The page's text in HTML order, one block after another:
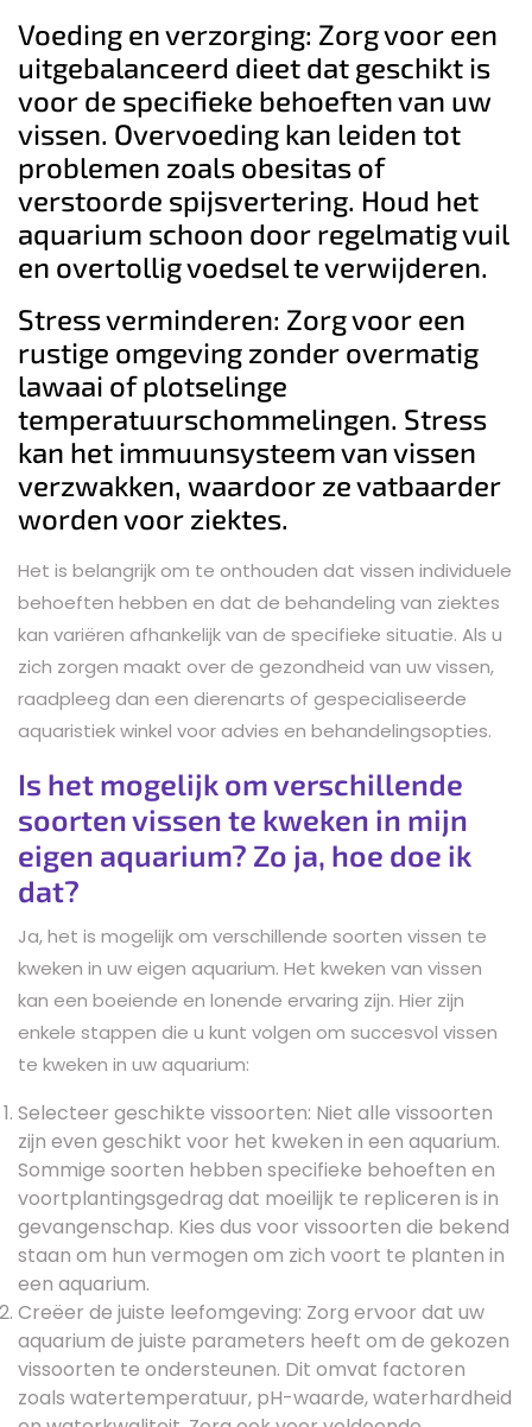
Voeding en verzorging: Zorg voor een
uitgebalanceerd dieet dat geschikt is
voor de specifieke behoeften van uw
vissen. Overvoeding kan leiden tot
problemen zoals obesitas of
verstoorde spijsvertering. Houd het
aquarium schoon door regelmatig vuil
en overtollig voedsel te verwijderen.
Stress verminderen: Zorg voor een
rustige omgeving zonder overmatig
lawaai of plotselinge
temperatuurschommelingen. Stress
kan het immuunsysteem van vissen
verzwakken, waardoor ze vatbaarder
worden voor ziektes.
Het is belangrijk om te onthouden dat vissen individuele
behoeften hebben en dat de behandeling van ziektes
kan variëren afhankelijk van de specifieke situatie. Als u
zich zorgen maakt over de gezondheid van uw vissen,
raadpleeg dan een dierenarts of gespecialiseerde
aquaristiek winkel voor advies en behandelingsopties.
Is het mogelijk om verschillende
soorten vissen te kweken in mijn
eigen aquarium? Zo ja, hoe doe ik
dat?
Ja, het is mogelijk om verschillende soorten vissen te
kweken in uw eigen aquarium. Het kweken van vissen
kan een boeiende en lonende ervaring zijn. Hier zijn
enkele stappen die u kunt volgen om succesvol vissen
te kweken in uw aquarium:
Selecteer geschikte vissoorten: Niet alle vissoorten
zijn even geschikt voor het kweken in een aquarium.
Sommige soorten hebben specifieke behoeften en
voortplantingsgedrag dat moeilijk te repliceren is in
gevangenschap. Kies dus voor vissoorten die bekend
staan om hun vermogen om zich voort te planten in
een aquarium.
Creëer de juiste leefomgeving: Zorg ervoor dat uw
aquarium de juiste parameters heeft om de gekozen
vissoorten te ondersteunen. Dit omvat factoren
zoals watertemperatuur, pH-waarde, waterhardheid